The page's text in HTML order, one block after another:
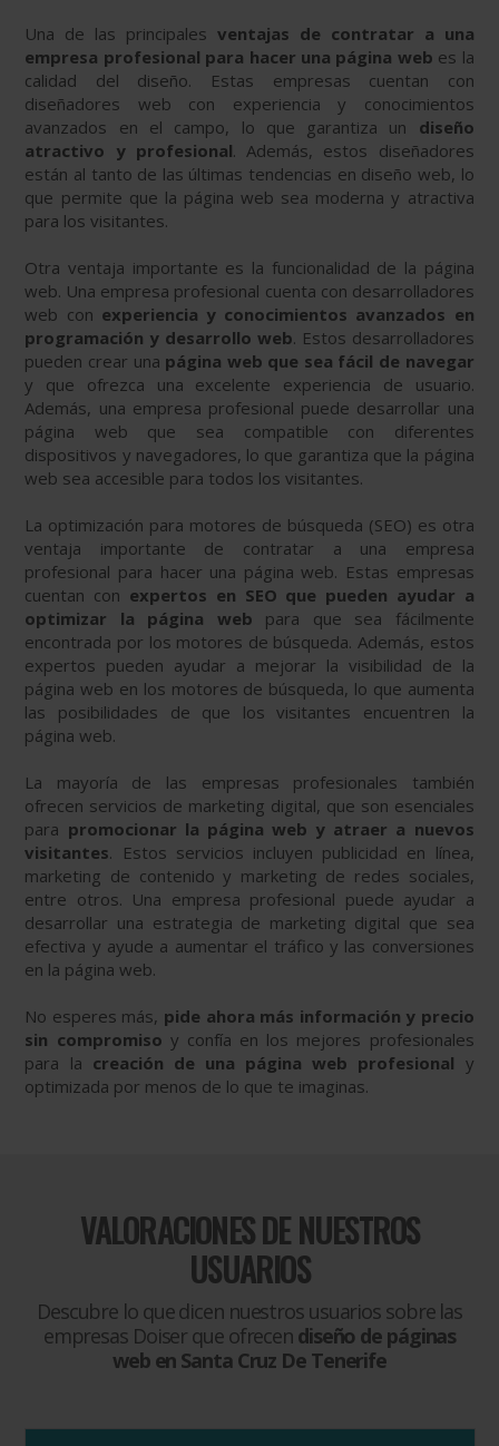
Una de las principales ventajas de contratar a una
empresa profesional para hacer una página web es la
calidad del diseño. Estas empresas cuentan con
diseñadores web con experiencia y conocimientos
avanzados en el campo, lo que garantiza un diseño
atractivo y profesional. Además, estos diseñadores
están al tanto de las últimas tendencias en diseño web, lo
que permite que la página web sea moderna y atractiva
para los visitantes.
Otra ventaja importante es la funcionalidad de la página
web. Una empresa profesional cuenta con desarrolladores
web con experiencia y conocimientos avanzados en
programación y desarrollo web. Estos desarrolladores
pueden crear una página web que sea fácil de navegar
y que ofrezca una excelente experiencia de usuario.
Además, una empresa profesional puede desarrollar una
página web que sea compatible con diferentes
dispositivos y navegadores, lo que garantiza que la página
web sea accesible para todos los visitantes.
La optimización para motores de búsqueda (SEO) es otra
ventaja importante de contratar a una empresa
profesional para hacer una página web. Estas empresas
cuentan con expertos en SEO que pueden ayudar a
optimizar la página web para que sea fácilmente
encontrada por los motores de búsqueda. Además, estos
expertos pueden ayudar a mejorar la visibilidad de la
página web en los motores de búsqueda, lo que aumenta
las posibilidades de que los visitantes encuentren la
página web.
La mayoría de las empresas profesionales también
ofrecen servicios de marketing digital, que son esenciales
para promocionar la página web y atraer a nuevos
visitantes. Estos servicios incluyen publicidad en línea,
marketing de contenido y marketing de redes sociales,
entre otros. Una empresa profesional puede ayudar a
desarrollar una estrategia de marketing digital que sea
efectiva y ayude a aumentar el tráfico y las conversiones
en la página web.
No esperes más, pide ahora más información y precio
sin compromiso y confía en los mejores profesionales
para la creación de una página web profesional y
optimizada por menos de lo que te imaginas.
VALORACIONES DE NUESTROS
USUARIOS
Descubre lo que dicen nuestros usuarios sobre las
empresas Doiser que ofrecen diseño de páginas
web en Santa Cruz De Tenerife